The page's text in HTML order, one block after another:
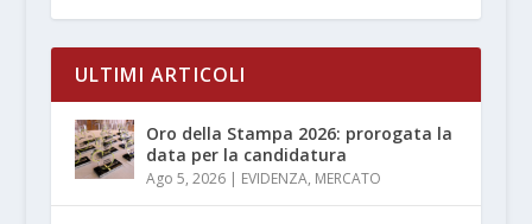
ULTIMI ARTICOLI
Oro della Stampa 2026: prorogata la
data per la candidatura
Ago 5, 2026| EVIDENZA, MERCATO